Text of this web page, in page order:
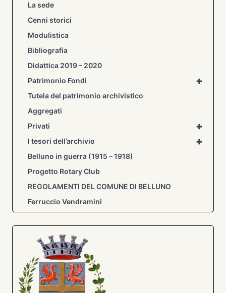
La sede
Cenni storici
Modulistica
Bibliografia
Didattica 2019 – 2020
+
Patrimonio Fondi
Tutela del patrimonio archivistico
Aggregati
+
Privati
+
I tesori dell’archivio
Belluno in guerra (1915 – 1918)
Progetto Rotary Club
REGOLAMENTI DEL COMUNE DI BELLUNO
Ferruccio Vendramini